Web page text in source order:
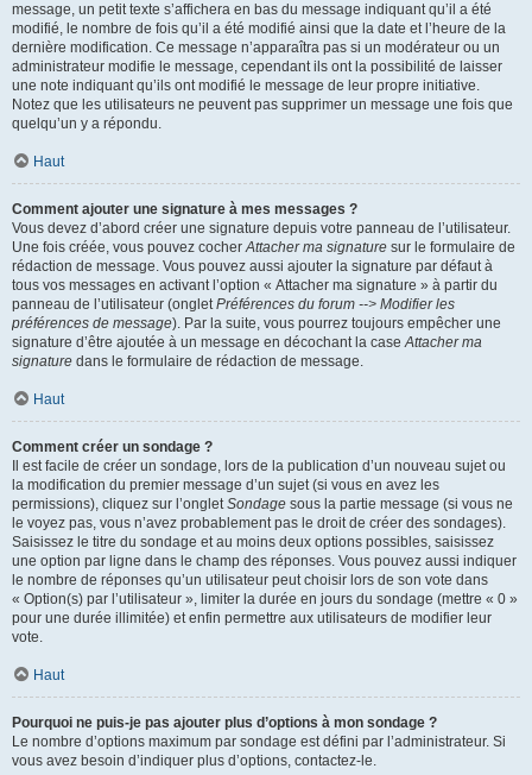
message, un petit texte s’affichera en bas du message indiquant qu’il a été
modifié, le nombre de fois qu’il a été modifié ainsi que la date et l’heure de la
dernière modification. Ce message n’apparaîtra pas si un modérateur ou un
administrateur modifie le message, cependant ils ont la possibilité de laisser
une note indiquant qu’ils ont modifié le message de leur propre initiative.
Notez que les utilisateurs ne peuvent pas supprimer un message une fois que
quelqu’un y a répondu.
Haut
Comment ajouter une signature à mes messages ?
Vous devez d’abord créer une signature depuis votre panneau de l’utilisateur.
Une fois créée, vous pouvez cocherAttacher ma signature sur le formulaire de
rédaction de message. Vous pouvez aussi ajouter la signature par défaut à
tous vos messages en activant l’option « Attacher ma signature » à partir du
panneau de l’utilisateur (ongletPréférences du forum --> Modifier les
préférences de message). Par la suite, vous pourrez toujours empêcher une
signature d’être ajoutée à un message en décochant la caseAttacher ma
signature dans le formulaire de rédaction de message.
Haut
Comment créer un sondage ?
Il est facile de créer un sondage, lors de la publication d’un nouveau sujet ou
la modification du premier message d’un sujet (si vous en avez les
permissions), cliquez sur l’ongletSondage sous la partie message (si vous ne
le voyez pas, vous n’avez probablement pas le droit de créer des sondages).
Saisissez le titre du sondage et au moins deux options possibles, saisissez
une option par ligne dans le champ des réponses. Vous pouvez aussi indiquer
le nombre de réponses qu’un utilisateur peut choisir lors de son vote dans
« Option(s) par l’utilisateur », limiter la durée en jours du sondage (mettre « 0 »
pour une durée illimitée) et enfin permettre aux utilisateurs de modifier leur
vote.
Haut
Pourquoi ne puis-je pas ajouter plus d’options à mon sondage ?
Le nombre d’options maximum par sondage est défini par l’administrateur. Si
vous avez besoin d’indiquer plus d’options, contactez-le.